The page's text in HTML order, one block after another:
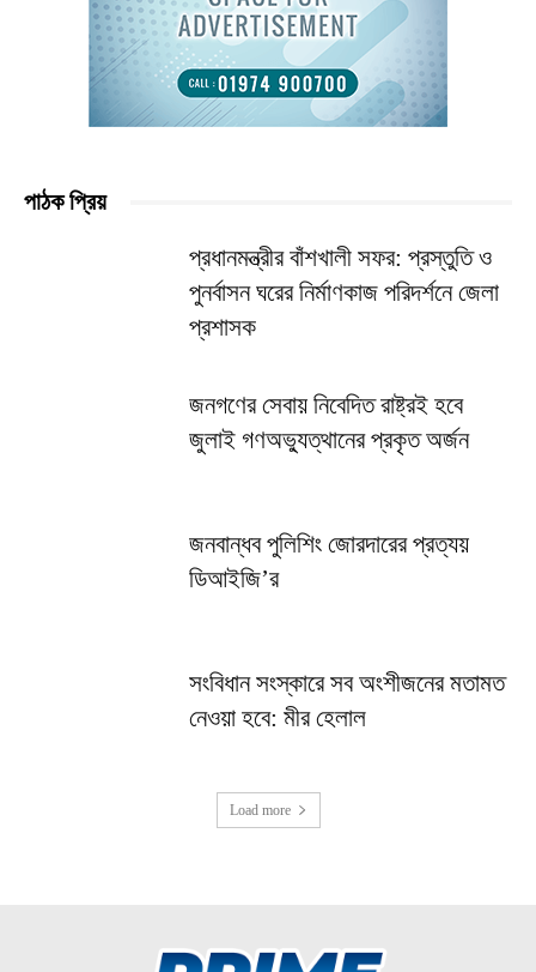
পাঠক প্রিয়
প্রধানমন্ত্রীর বাঁশখালী সফর: প্রস্তুতি ও
পুনর্বাসন ঘরের নির্মাণকাজ পরিদর্শনে জেলা
প্রশাসক
জনগণের সেবায় নিবেদিত রাষ্ট্রই হবে
জুলাই গণঅভ্যুত্থানের প্রকৃত অর্জন
জনবান্ধব পুলিশিং জোরদারের প্রত্যয়
ডিআইজি’র
সংবিধান সংস্কারে সব অংশীজনের মতামত
নেওয়া হবে: মীর হেলাল
Load more